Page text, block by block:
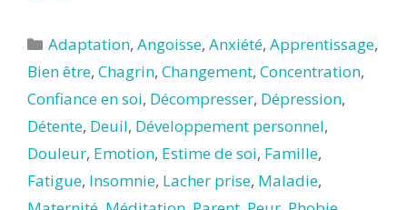
Catégories
Adaptation,Angoisse,Anxiété,Apprentissage,
Bien être, Chagrin, Changement, Concentration,
Confiance en soi, Décompresser, Dépression,
Détente, Deuil, Développement personnel,
Douleur, Emotion, Estime de soi, Famille,
Fatigue, Insomnie, Lacher prise, Maladie,